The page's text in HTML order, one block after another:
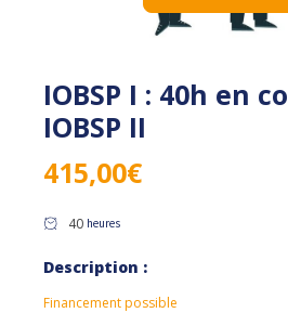
IOBSP I : 40h en
IOBSP II
415,00€
40 heures
Description :
Financement possible